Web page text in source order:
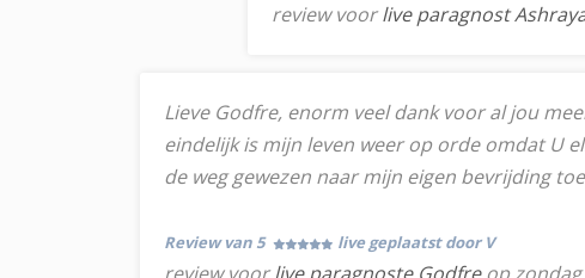
review voorlive paragnost
Lieve Godfre, enorm veel dank voor al jou
eindelijk is mijn leven weer op orde omdat U
de weg gewezen naar mijn eigen bevrijding
Review van 5 live geplaatst door V